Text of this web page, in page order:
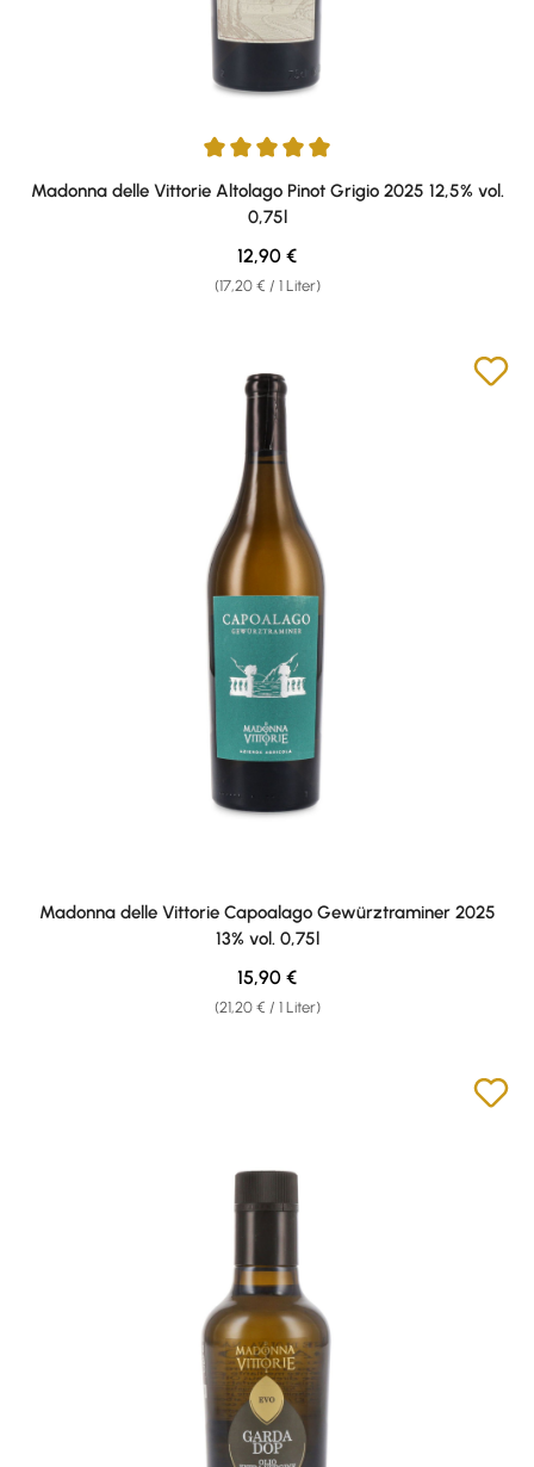
Durchschnittliche Bewertung von 5 von 5 Sternen
Madonna delle Vittorie Altolago Pinot Grigio 2025 12,5% vol.
0,75l
(17,20 € / 1 Liter)
Regulärer Preis:
12,90 €
Madonna delle Vittorie Capoalago Gewürztraminer 2025
13% vol. 0,75l
(21,20 € / 1 Liter)
Regulärer Preis:
15,90 €